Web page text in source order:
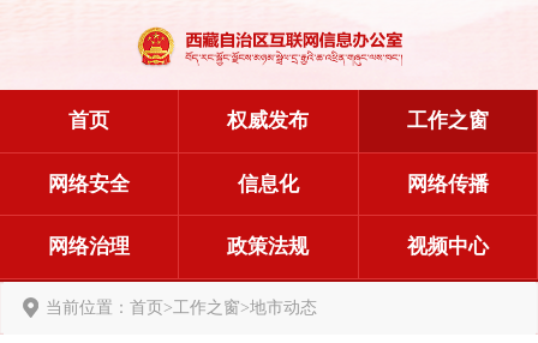
首页 权威发布 工作之窗
网络安全 信息化 网络传播
网络治理 政策法规 视频中心
当前位置： 首页>工作之窗>地市动态